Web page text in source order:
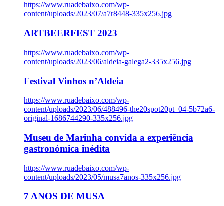
https://www.ruadebaixo.com/wp-
content/uploads/2023/07/a7r8448-335x256.jpg
ARTBEERFEST 2023
https://www.ruadebaixo.com/wp-
content/uploads/2023/06/aldeia-galega2-335x256.jpg
Festival Vinhos n’Aldeia
https://www.ruadebaixo.com/wp-
content/uploads/2023/06/488496-the20spot20pt_04-5b72a6-
original-1686744290-335x256.jpg
Museu de Marinha convida a experiência
gastronómica inédita
https://www.ruadebaixo.com/wp-
content/uploads/2023/05/musa7anos-335x256.jpg
7 ANOS DE MUSA